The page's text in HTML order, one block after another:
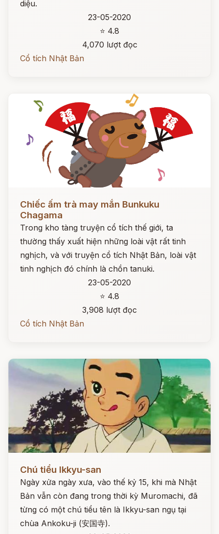
diệu.
23-05-2020
⭐ 4.8
4,070 lượt đọc
Cổ tích Nhật Bản
Đọc ngay
Chiếc ấm trà may mắn Bunkuku
Chagama
Trong kho tàng truyện cổ tích thế giới, ta
thường thấy xuất hiện những loài vật rất tinh
nghịch, và với truyện cổ tích Nhật Bản, loài vật
tinh nghịch đó chính là chồn tanuki.
23-05-2020
⭐ 4.8
3,908 lượt đọc
Cổ tích Nhật Bản
Chú tiểu Ikkyu-san
Ngày xửa ngày xưa, vào thế kỷ 15, khi mà Nhật
Bản vẫn còn đang trong thời kỳ Muromachi, đã
từng có một chú tiểu tên là Ikkyu-san ngụ tại
chùa Ankoku-ji (安国寺).